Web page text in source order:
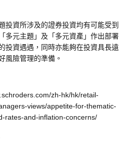
投資所涉及的證券投資均有可能受到
多元主題」及「多元資產」作出部署
投資遇遇，同時亦能夠在投資具長遠
風險管理的準備。
zh-hk/hk/retail-
views/appetite-for-thematic-
rates-and-inflation-concerns/